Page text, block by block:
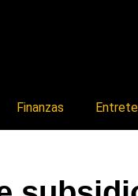
Finanzas